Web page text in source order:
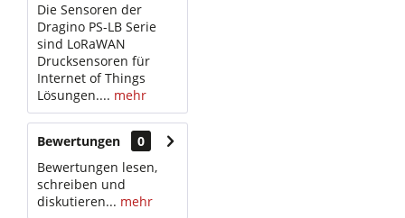
Die Sensoren der
Dragino PS-LB Serie
sind LoRaWAN
Drucksensoren für
Internet of Things
Lösungen.... mehr
Bewertungen
0
Bewertungen lesen,
schreiben und
diskutieren... mehr